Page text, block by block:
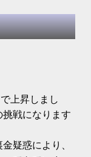
上昇しまし
戦になります
疑惑により、